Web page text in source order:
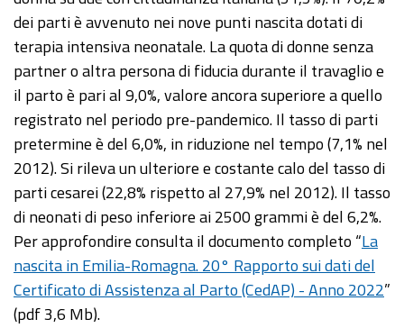
dei parti è avvenuto nei nove punti nascita dotati di
terapia intensiva neonatale. La quota di donne senza
partner o altra persona di fiducia durante il travaglio e
il parto è pari al 9,0%, valore ancora superiore a quello
registrato nel periodo pre-pandemico. Il tasso di parti
pretermine è del 6,0%, in riduzione nel tempo (7,1% nel
2012). Si rileva un ulteriore e costante calo del tasso di
parti cesarei (22,8% rispetto al 27,9% nel 2012). Il tasso
di neonati di peso inferiore ai 2500 grammi è del 6,2%.
Per approfondire consulta il documento completo “La
nascita in Emilia-Romagna. 20° Rapporto sui dati del
Certificato di Assistenza al Parto (CedAP) - Anno 2022”
(pdf 3,6 Mb).